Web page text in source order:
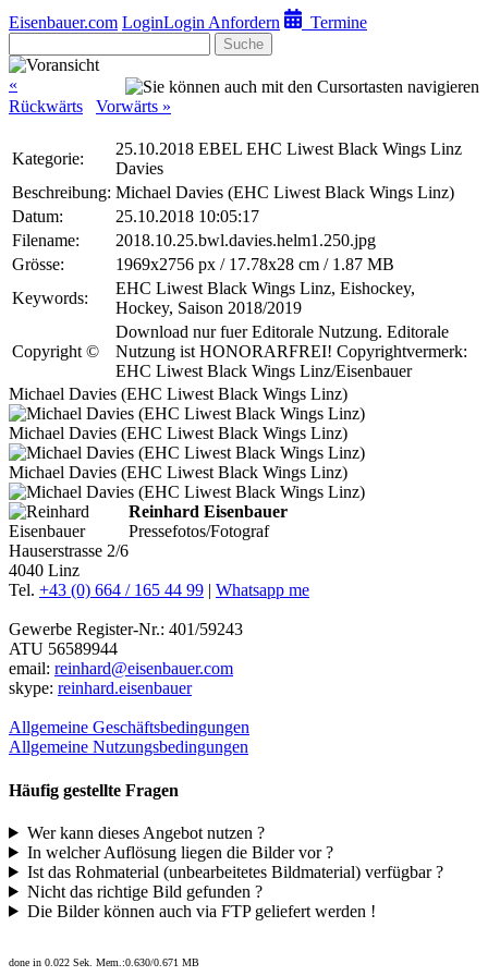
Eisenbauer.com LoginLogin Anfordern Termine
Suche
«
Rückwärts
Vorwärts »
Kategorie:
25.10.2018 EBEL EHC Liwest Black Wings Linz
Davies
Beschreibung: Michael Davies (EHC Liwest Black Wings Linz)
Datum:
25.10.2018 10:05:17
Filename:
2018.10.25.bwl.davies.helm1.250.jpg
Grösse:
1969x2756 px / 17.78x28 cm / 1.87 MB
Keywords:
EHC Liwest Black Wings Linz, Eishockey,
Hockey, Saison 2018/2019
Copyright ©
Download nur fuer Editorale Nutzung. Editorale
Nutzung ist HONORARFREI! Copyrightvermerk:
EHC Liwest Black Wings Linz/Eisenbauer
Michael Davies (EHC Liwest Black Wings Linz)
Michael Davies (EHC Liwest Black Wings Linz)
Michael Davies (EHC Liwest Black Wings Linz)
Reinhard Eisenbauer
Pressefotos/Fotograf
Hauserstrasse 2/6
4040 Linz
Tel. +43 (0) 664 / 165 44 99 | Whatsapp me
Gewerbe Register-Nr.: 401/59243
ATU 56589944
email: reinhard@eisenbauer.com
skype: reinhard.eisenbauer
Allgemeine Geschäftsbedingungen
Allgemeine Nutzungsbedingungen
Häufig gestellte Fragen
Wer kann dieses Angebot nutzen ?
In welcher Auflösung liegen die Bilder vor ?
Ist das Rohmaterial (unbearbeitetes Bildmaterial) verfügbar ?
Nicht das richtige Bild gefunden ?
Die Bilder können auch via FTP geliefert werden !
done in 0.022 Sek. Mem.:0.630/0.671 MB